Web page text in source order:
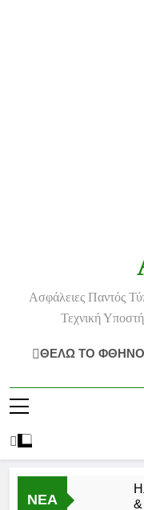
Ασφάλειες Παντός
Τεχνική
ΘΕΛΩ ΤΟ
ΝΕΑ